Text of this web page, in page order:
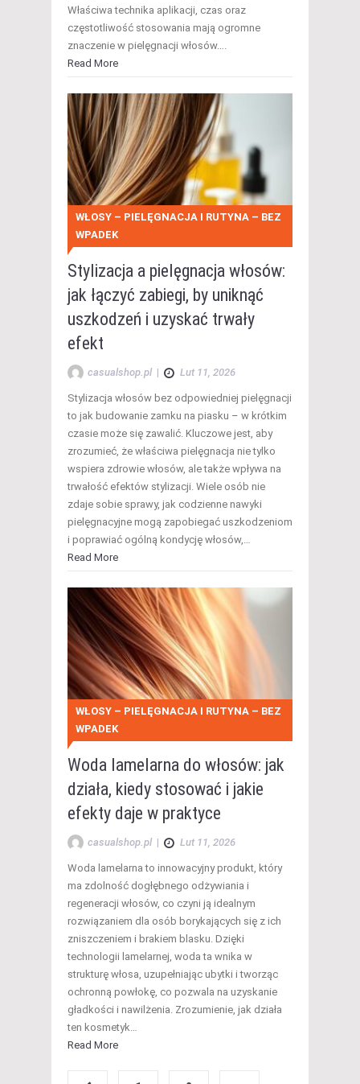
Właściwa technika aplikacji, czas oraz
częstotliwość stosowania mają ogromne
znaczenie w pielęgnacji włosów….
Read More
WŁOSY – PIELĘGNACJA I RUTYNA – BEZ
WPADEK
Stylizacja a pielęgnacja włosów:
jak łączyć zabiegi, by uniknąć
uszkodzeń i uzyskać trwały
efekt
casualshop.pl | Lut 11, 2026
Stylizacja włosów bez odpowiedniej pielęgnacji
to jak budowanie zamku na piasku – w krótkim
czasie może się zawalić. Kluczowe jest, aby
zrozumieć, że właściwa pielęgnacja nie tylko
wspiera zdrowie włosów, ale także wpływa na
trwałość efektów stylizacji. Wiele osób nie
zdaje sobie sprawy, jak codzienne nawyki
pielęgnacyjne mogą zapobiegać uszkodzeniom
i poprawiać ogólną kondycję włosów,…
Read More
WŁOSY – PIELĘGNACJA I RUTYNA – BEZ
WPADEK
Woda lamelarna do włosów: jak
działa, kiedy stosować i jakie
efekty daje w praktyce
casualshop.pl | Lut 11, 2026
Woda lamelarna to innowacyjny produkt, który
ma zdolność dogłębnego odżywiania i
regeneracji włosów, co czyni ją idealnym
rozwiązaniem dla osób borykających się z ich
zniszczeniem i brakiem blasku. Dzięki
technologii lamelarnej, woda ta wnika w
strukturę włosa, uzupełniając ubytki i tworząc
ochronną powłokę, co pozwala na uzyskanie
gładkości i nawilżenia. Zrozumienie, jak działa
ten kosmetyk…
Read More